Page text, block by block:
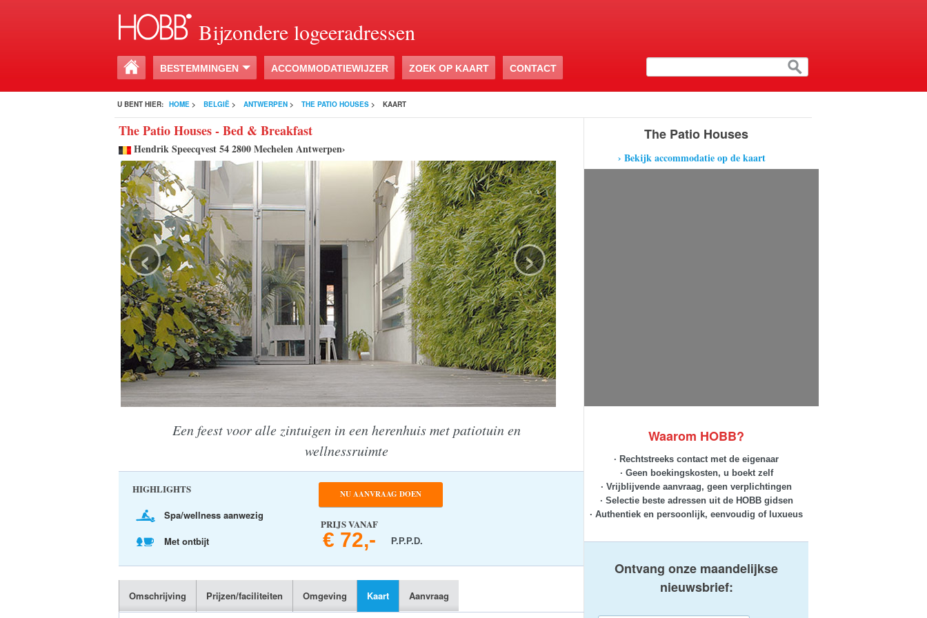
Bijzondere logeeradressen
BESTEMMINGEN ACCOMMODATIEWIJZER ZOEK OP KAART CONTACT
U BENT HIER: HOME > BELGIË > ANTWERPEN > THE PATIO HOUSES > KAART
The Patio Houses - Bed & Breakfast
Hendrik Speecqvest 54 2800 Mechelen Antwerpen›
‹ ›
Een feest voor alle zintuigen in een herenhuis met patiotuin en
wellnessruimte
HIGHLIGHTS
Spa/wellness aanwezig
Met ontbijt
NU AANVRAAG DOEN
PRIJS VANAF
€ 72,- P.P.P.D.
Omschrijving Prijzen/faciliteiten Omgeving Kaart Aanvraag
The Patio Houses
› Bekijk accommodatie op de kaart
Waarom HOBB?
· Rechtstreeks contact met de eigenaar
· Geen boekingskosten, u boekt zelf
· Vrijblijvende aanvraag, geen verplichtingen
· Selectie beste adressen uit de HOBB gidsen
· Authentiek en persoonlijk, eenvoudig of luxueus
Ontvang onze maandelijkse
nieuwsbrief: